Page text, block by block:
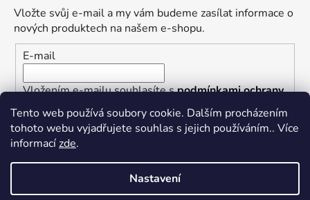
Tento web používá soubory cookie. Dalším procházením
tohoto webu vyjadřujete souhlas s jejich používáním.. Více
informacízde.
Nastavení
Vložte svůj e-mail a my vám budeme zasílat informace o
nových produktech na našem e-shopu.
E-mail
Vložením e-mailu souhlasíte spodmínkami ochrany
osobních údajů
PŘIHLÁSIT SE